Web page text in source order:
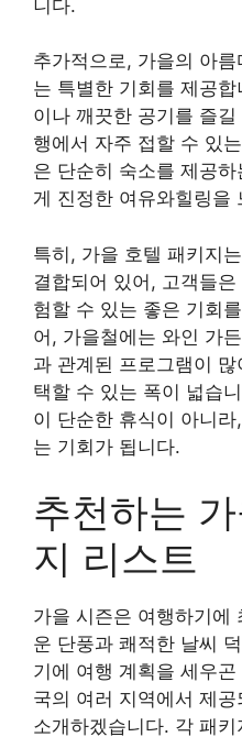
니다.
추가적으로, 가을의 아
는 특별한 기회를 제공
이나 깨끗한 공기를 즐
행에서 자주 접할 수 있
은 단순히 숙소를 제공
게 진정한 여유와힐링을
특히, 가을 호텔 패키지
결합되어 있어, 고객들
험할 수 있는 좋은 기회
어, 가을철에는 와인 가
과 관계된 프로그램이
택할 수 있는 폭이 넓습
이 단순한 휴식이 아니
는 기회가 됩니다.
추천하는
지 리스트
가을 시즌은 여행하기에
운 단풍과 쾌적한 날씨
기에 여행 계획을 세우
국의 여러 지역에서 제
소개하겠습니다. 각 패